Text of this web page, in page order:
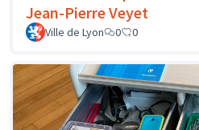
Jean-Pierre Veyet
Ville de Lyon 0 0